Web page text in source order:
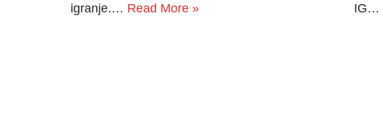
igranje.… Read More »
IG…